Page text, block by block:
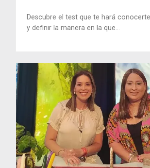
Descubre el test que te hará
y definir la manera en la que...